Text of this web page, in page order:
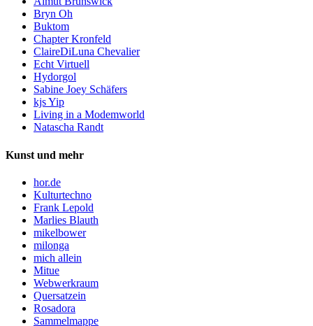
Bryn Oh
Buktom
Chapter Kronfeld
ClaireDiLuna Chevalier
Echt Virtuell
Hydorgol
Sabine Joey Schäfers
kjs Yip
Living in a Modemworld
Natascha Randt
Kunst und mehr
hor.de
Kulturtechno
Frank Lepold
Marlies Blauth
mikelbower
milonga
mich allein
Mitue
Webwerkraum
Quersatzein
Rosadora
Sammelmappe